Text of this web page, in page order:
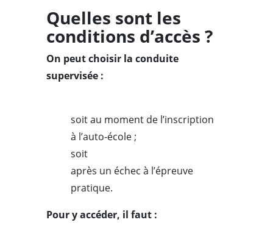
Quelles sont les
conditions d’accès ?
On peut choisir la conduite
supervisée :
soit au moment de l’inscription
à l’auto-école ;
soit
après un échec à l’épreuve
pratique.
Pour y accéder, il faut :